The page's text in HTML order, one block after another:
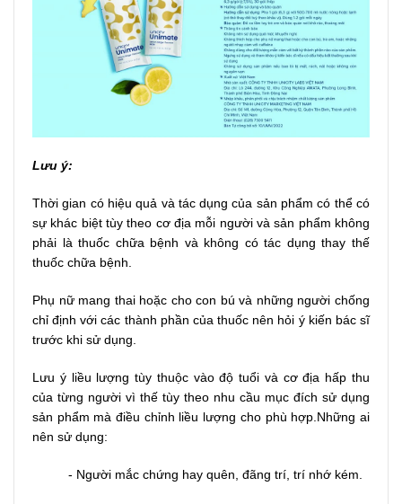
Lưu ý:
Thời gian có hiệu quả và tác dụng của sản phẩm có thể có
sự khác biệt tùy theo cơ địa mỗi người và sản phẩm không
phải là thuốc chữa bệnh và không có tác dụng thay thế
thuốc chữa bệnh.
Phụ nữ mang thai hoặc cho con bú và những người chống
chỉ định với các thành phần của thuốc nên hỏi ý kiến bác sĩ
trước khi sử dụng.
Lưu ý liều lượng tùy thuộc vào độ tuổi và cơ địa hấp thu
của từng người vì thế tùy theo nhu cầu mục đích sử dụng
sản phẩm mà điều chỉnh liều lượng cho phù hợp.Những ai
nên sử dụng:
- Người mắc chứng hay quên, đãng trí, trí nhớ kém.